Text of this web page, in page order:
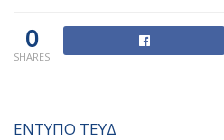
0
SHARES
ΕΝΤΥΠΟ ΤΕΥΔ